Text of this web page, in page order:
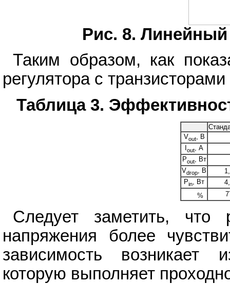
Рис. 8. Линейный
Таким образом, как
регулятора с
Таблица 3.
Vout, В
out
, А
Pout, Вт
Vdrop , В
Pin , Вт
%
Следует заметить, что
напряжения более
зависимость возникает
которую выполняет